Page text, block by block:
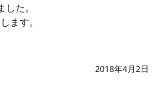
た。
ます。
2018年4月2日